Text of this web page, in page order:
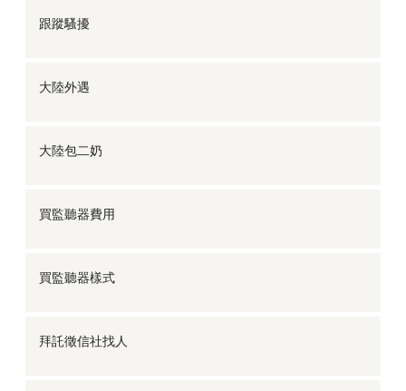
跟蹤騷擾
大陸外遇
大陸包二奶
買監聽器費用
買監聽器樣式
拜託徵信社找人